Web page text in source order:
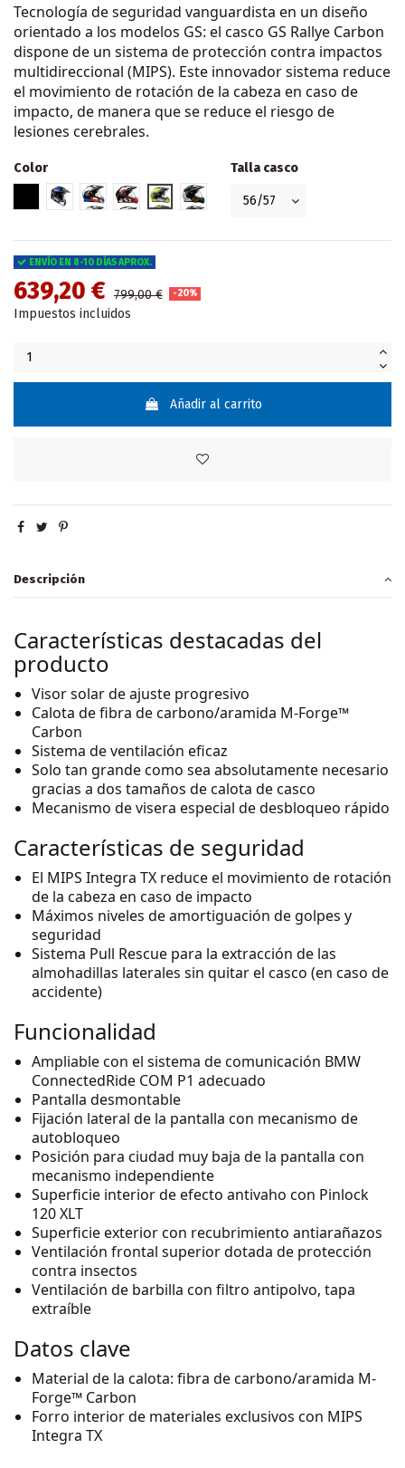
Tecnología de seguridad vanguardista en un diseño
orientado a los modelos GS: el casco GS Rallye Carbon
dispone de un sistema de protección contra impactos
multidireccional (MIPS). Este innovador sistema reduce
el movimiento de rotación de la cabeza en caso de
impacto, de manera que se reduce el riesgo de
lesiones cerebrales.
Color
NegroTROPHYCALAMALIMA NASCA (FLÚOR)
TRAMONTANA (BLCO/NEGRO/VERDE)
Talla casco
ENVÍO EN 8-10 DÍAS APROX.
639,20 € 799,00 € -20%
Impuestos incluidos
Añadir al carrito
Descripción
Características destacadas del
producto
Visor solar de ajuste progresivo
Calota de fibra de carbono/aramida M-Forge™
Carbon
Sistema de ventilación eficaz
Solo tan grande como sea absolutamente necesario
gracias a dos tamaños de calota de casco
Mecanismo de visera especial de desbloqueo rápido
Características de seguridad
El MIPS Integra TX reduce el movimiento de rotación
de la cabeza en caso de impacto
Máximos niveles de amortiguación de golpes y
seguridad
Sistema Pull Rescue para la extracción de las
almohadillas laterales sin quitar el casco (en caso de
accidente)
Funcionalidad
Ampliable con el sistema de comunicación BMW
ConnectedRide COM P1 adecuado
Pantalla desmontable
Fijación lateral de la pantalla con mecanismo de
autobloqueo
Posición para ciudad muy baja de la pantalla con
mecanismo independiente
Superficie interior de efecto antivaho con Pinlock
120 XLT
Superficie exterior con recubrimiento antiarañazos
Ventilación frontal superior dotada de protección
contra insectos
Ventilación de barbilla con filtro antipolvo, tapa
extraíble
Datos clave
Material de la calota: fibra de carbono/aramida M-
Forge™ Carbon
Forro interior de materiales exclusivos con MIPS
Integra TX